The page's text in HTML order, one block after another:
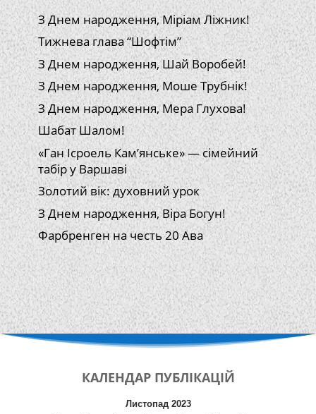
З Днем народження, Міріам Ліжник!
Тижнева глава “Шофтім”
З Днем народження, Шай Воробей!
З Днем народження, Моше Трубнік!
З Днем народження, Мера Глухова!
Шабат Шалом!
«Ган Ісроель Кам’янське» — сімейний
табір у Варшаві
Золотий вік: духовний урок
З Днем народження, Віра Богун!
Фарбренген на честь 20 Ава
КАЛЕНДАР ПУБЛІКАЦІЙ
Листопад 2023